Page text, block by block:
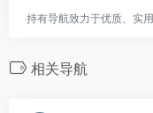
持有导航致力于优质、实
相关导航